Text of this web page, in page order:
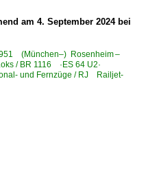
am 4. September 2024 bei
951 (München–) Rosenheim –
/ BR 1116 ·ES 64 U2·
und Fernzüge / RJ Railjet-